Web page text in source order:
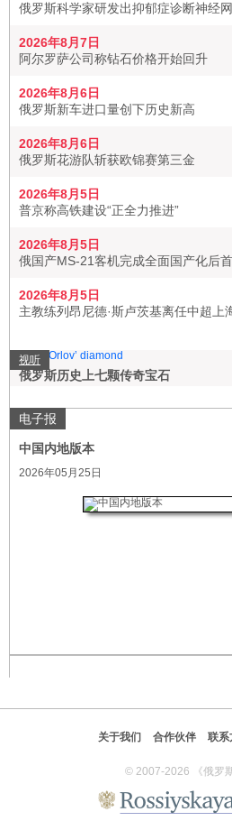
俄罗斯科学家研发出抑郁症诊断神经
2026年8月7日
阿尔罗萨公司称钻石价格开始回升
2026年8月6日
俄罗斯新车进口量创下历史新高
2026年8月6日
俄罗斯花游队斩获欧锦赛第三金
2026年8月5日
普京称高铁建设“正全力推进”
2026年8月5日
俄国产MS-21客机完成全面国产化后
2026年8月5日
主教练列昂尼德·斯卢茨基离任中超上
视听
俄罗斯历史上七颗传奇宝石
电子报
中国内地版本
2026年05月25日
关于我们 合作伙伴 联系
© 2007-2026 《俄罗